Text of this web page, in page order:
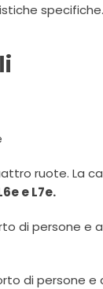
specifiche.
ruote. La
e L7e.
di persone e
di persone e